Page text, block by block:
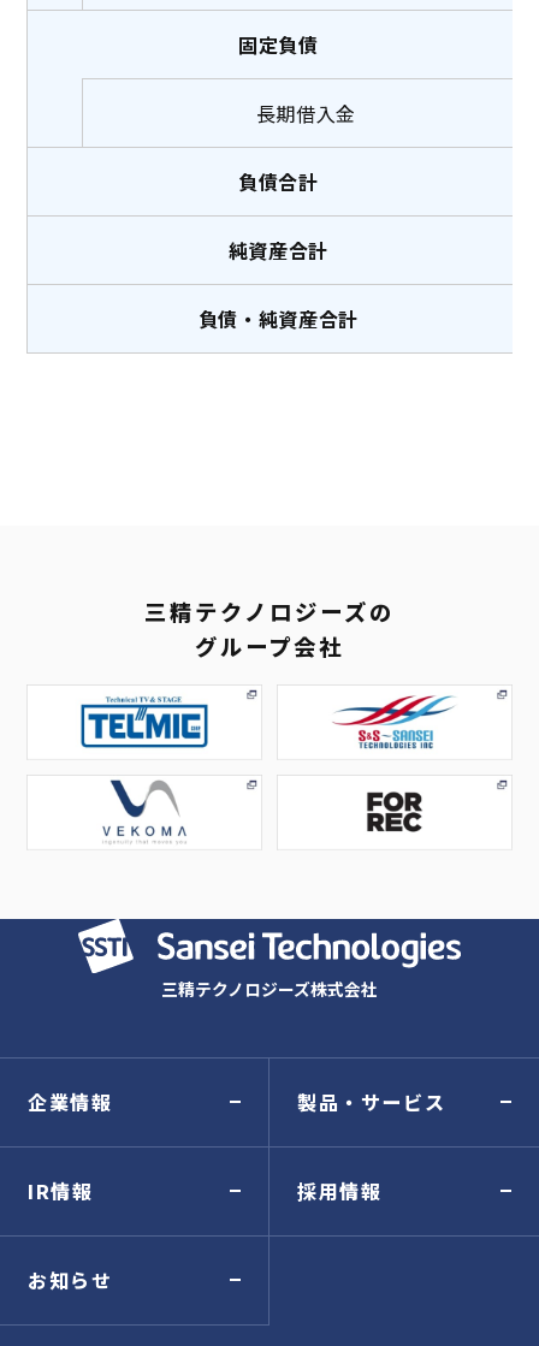
固定負債
長期借入金
負債合計
純資産合計
負債・純資産合計
三精テクノロジーズの
グループ会社
三精テクノロジーズ株式会社
企業情報 製品・サービス
IR情報 採用情報
お知らせ